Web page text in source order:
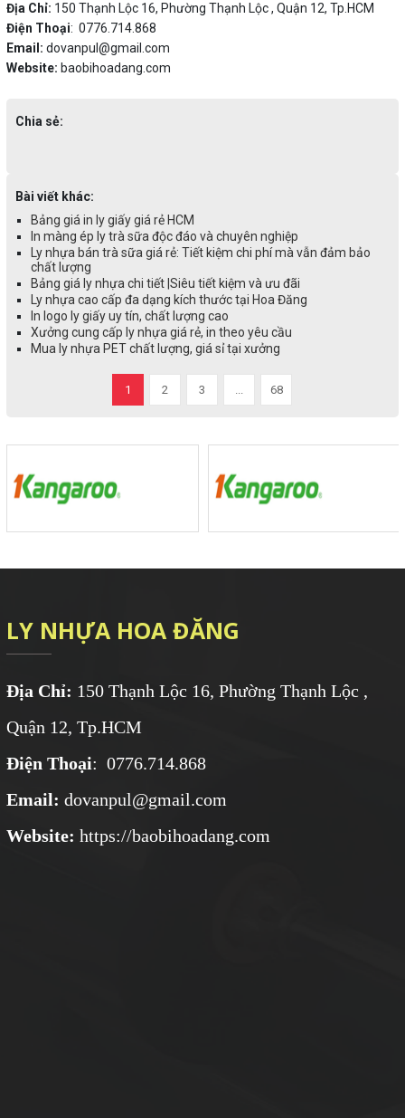
Địa Chỉ: 150 Thạnh Lộc 16, Phường Thạnh Lộc , Quận 12, Tp.HCM
Điện Thoại: 0776.714.868
Email: dovanpul@gmail.com
Website: baobihoadang.com
Chia sẻ:
Bài viết khác:
Bảng giá in ly giấy giá rẻ HCM
In màng ép ly trà sữa độc đáo và chuyên nghiệp
Ly nhựa bán trà sữa giá rẻ: Tiết kiệm chi phí mà vẫn đảm bảo
chất lượng
Bảng giá ly nhựa chi tiết |Siêu tiết kiệm và ưu đãi
Ly nhựa cao cấp đa dạng kích thước tại Hoa Đăng
In logo ly giấy uy tín, chất lượng cao
Xưởng cung cấp ly nhựa giá rẻ, in theo yêu cầu
Mua ly nhựa PET chất lượng, giá sỉ tại xưởng
1 2 3 ... 68
LY NHỰA HOA ĐĂNG
Địa Chỉ: 150 Thạnh Lộc 16, Phường Thạnh Lộc ,
Quận 12, Tp.HCM
Điện Thoại: 0776.714.868
Email: dovanpul@gmail.com
Website: https://baobihoadang.com